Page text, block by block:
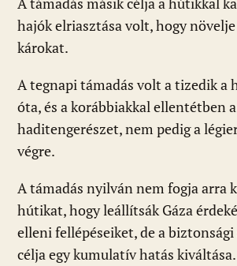
hajók elriasztása volt, hogy növelje
károkat.
A tegnapi támadás volt a tizedik a
óta, és a korábbiakkal ellentétben a
haditengerészet, nem pedig a
végre.
A támadás nyilván nem fogja arra
hútikat, hogy leállítsák Gáza
elleni fellépéseiket, de a
célja egy kumulatív hatás